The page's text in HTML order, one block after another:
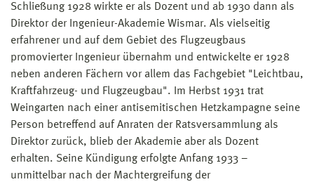
Schließung 1928 wirkte er als Dozent und ab 1930 dann als
Direktor der Ingenieur-Akademie Wismar. Als vielseitig
erfahrener und auf dem Gebiet des Flugzeugbaus
promovierter Ingenieur übernahm und entwickelte er 1928
neben anderen Fächern vor allem das Fachgebiet "Leichtbau,
Kraftfahrzeug- und Flugzeugbau". Im Herbst 1931 trat
Weingarten nach einer antisemitischen Hetzkampagne seine
Person betreffend auf Anraten der Ratsversammlung als
Direktor zurück, blieb der Akademie aber als Dozent
erhalten. Seine Kündigung erfolgte Anfang 1933 –
unmittelbar nach der Machtergreifung der